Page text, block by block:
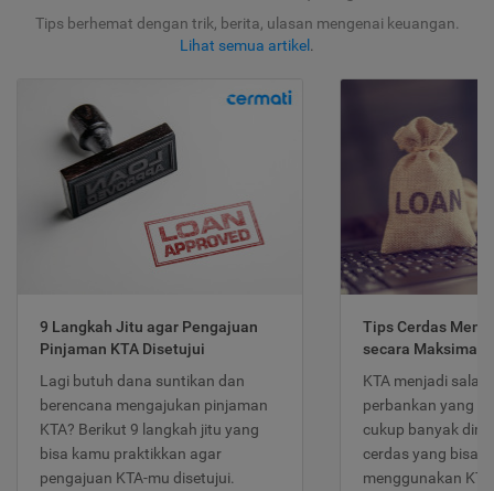
Tips berhemat dengan trik, berita, ulasan mengenai keuangan.
Lihat semua artikel .
9 Langkah Jitu agar Pengajuan
Pinjaman KTA Disetujui
Lagi butuh dana suntikan dan
berencana mengajukan pinjaman
KTA? Berikut 9 langkah jitu yang
bisa kamu praktikkan agar
pengajuan KTA-mu disetujui.
Tips Cerdas
secara Maksimal
KTA menjadi
perbankan yang
cukup banyak
cerdas yang bisa
menggunakan